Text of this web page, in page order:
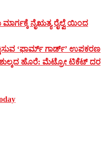
ನೈಋತ್ಯ ರೈಲ್ವೆ ಯಿಂದ
‘ಫಾರ್ಮ್ ಗಾರ್ಡ್’ ಉಪಕರಣ
ಹೊರೆ: ಮೆಟ್ರೋ ಟಿಕೆಟ್ ದರ